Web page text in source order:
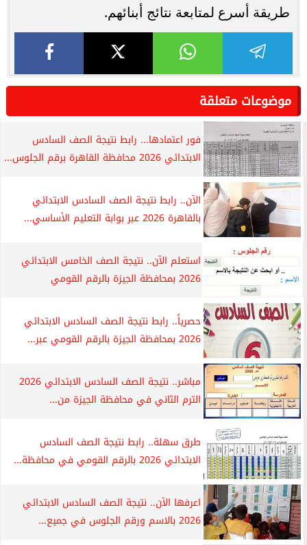
طريقة أسرع لمتابعة نتائج أبنائهم.
موضوعات متعلقة
فور اعتمادها... رابط نتيجة الصف السادس
الابتدائي 2026 محافظة القاهرة برقم الجلوس...
الآن.. رابط نتيجة الصف السادس الابتدائي
بالقاهرة 2026 عبر بوابة التعليم الأساسي...
استعلم الآن.. نتيجة الصف الخامس الابتدائي
2026 بمحافظة الجيزة بالرقم القومي
حصرياً.. رابط نتيجة الصف السادس الابتدائي
2026 بمحافظة الجيزة بالرقم القومي عبر...
مباشر.. نتيجة الصف السادس الابتدائي 2026
الترم الثاني في محافظة الجيزة من...
طرق سهلة.. رابط نتيجة الصف السادس
الابتدائي 2026 بالرقم القومي في محافظة...
اعرفها الآن.. نتيجة الصف السادس الابتدائي
2026 بالاسم ورقم الجلوس في جميع...